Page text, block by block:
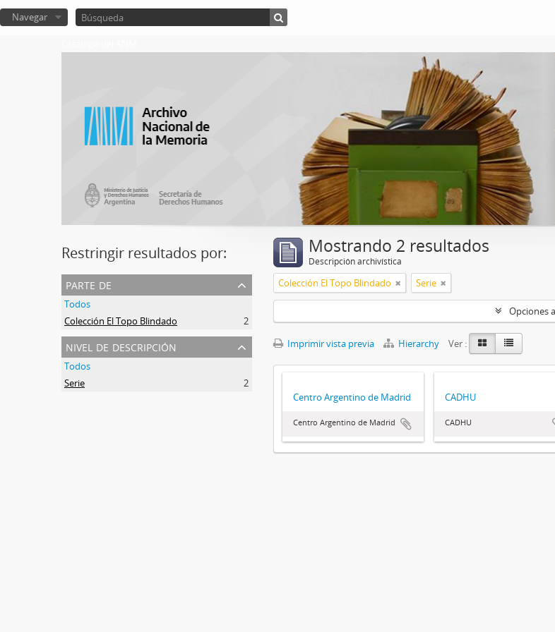
Navegar
Restringir resultados por:
parte de
Todos
Colección El Topo Blindado
2
nivel de descripción
Todos
Serie
2
Mostrando 2 resultados
Descripción archivística
Colección El Topo Blindado Serie
Opciones
Imprimir vista previa Hierarchy Ver :
Centro Argentino de Madrid
Centro Argentino de Madrid
CADHU
CADHU